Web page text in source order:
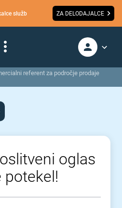
služb ZA DELODAJALCE
referent za področje prodaje
oglas
potekel!